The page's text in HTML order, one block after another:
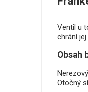
Ventil u
chrání
Obsah
Otočný